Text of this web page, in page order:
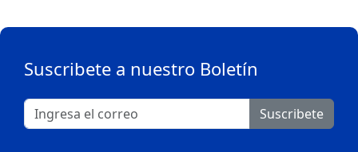
Suscribete a nuestro Boletín
Suscribete